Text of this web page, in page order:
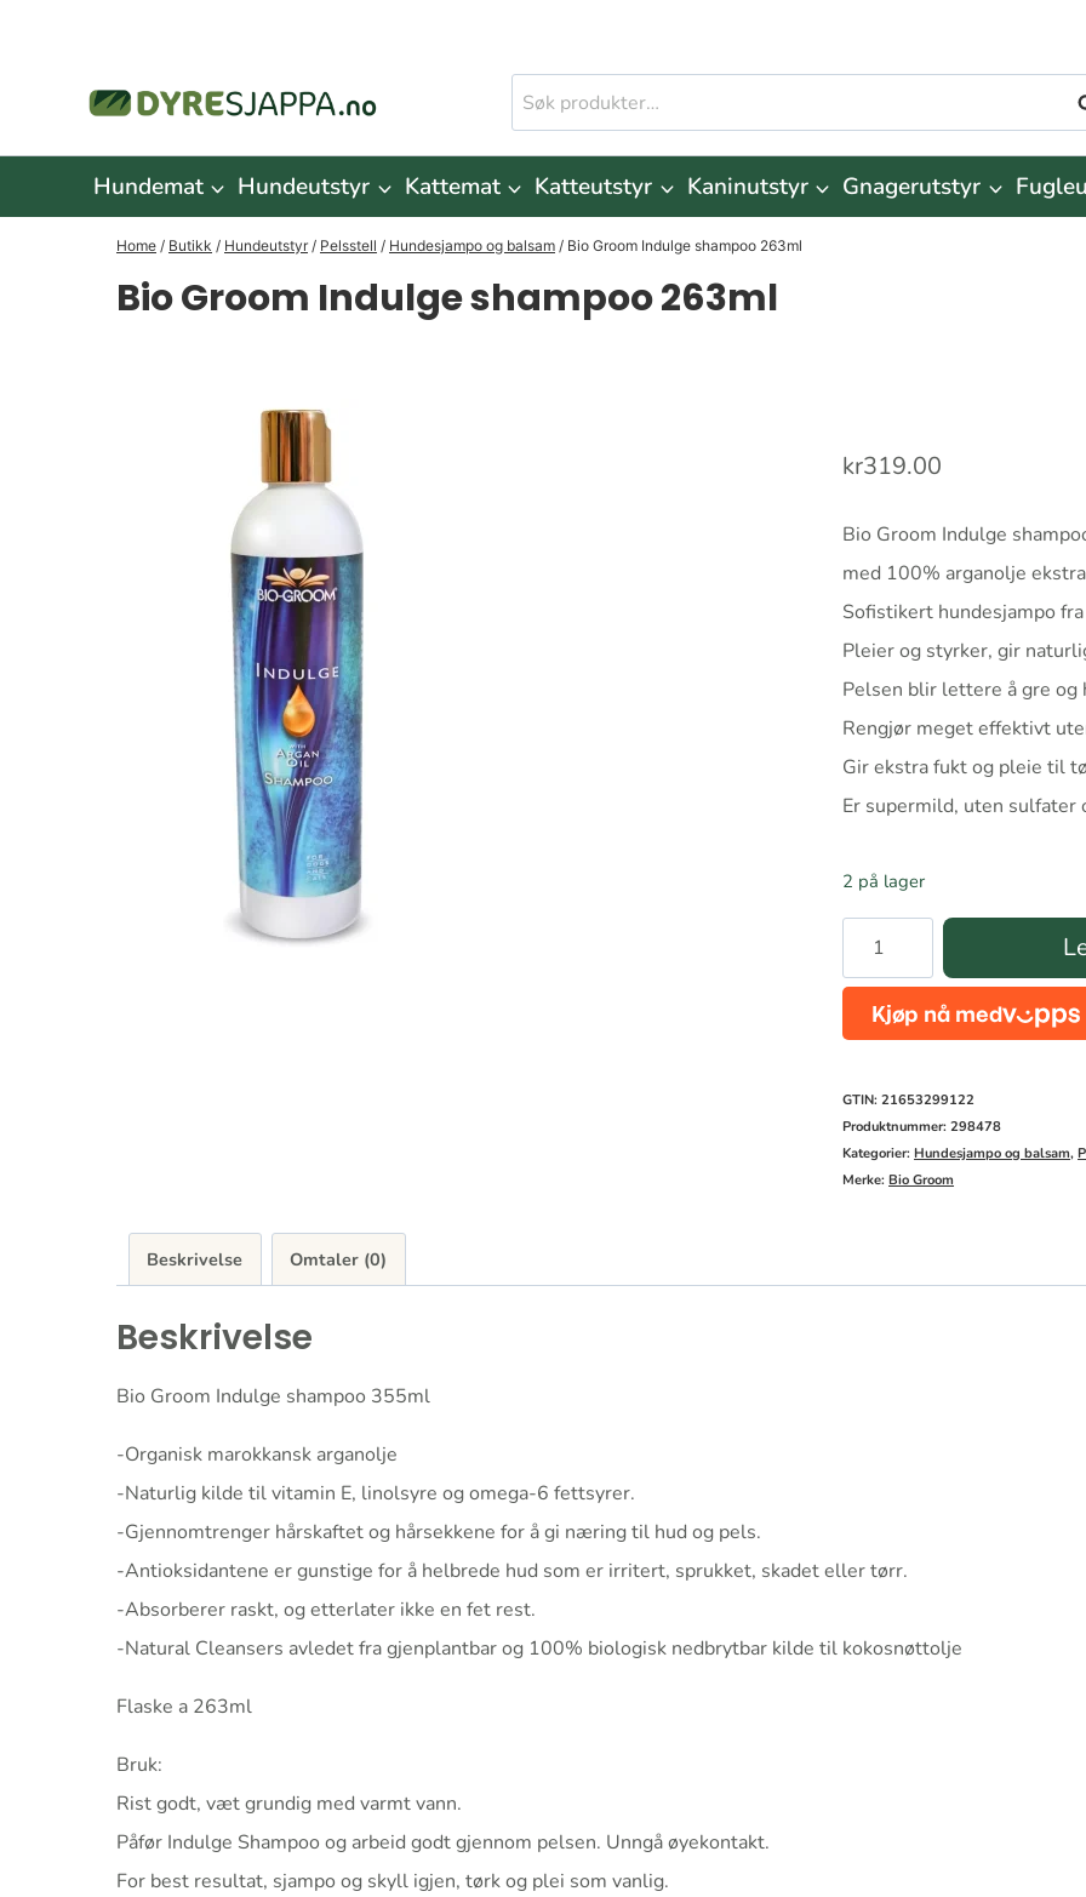
Søk
etter:
Hundemat Hundeutstyr Kattemat Katteutstyr Kaninutstyr Gnagerutstyr
Home / Butikk / Hundeutstyr / Pelsstell / Hundesjampo og balsam / Bio Groom Indulge shampoo 263ml
Bio Groom Indulge shampoo 263ml
kr319.00
Bio Groom Indulge
med 100% arganolje
Sofistikert hundesjampo
Pleier og styrker, gir
Pelsen blir lettere å gre
Rengjør meget effektivt
Gir ekstra fukt og pleie til
Er supermild, uten sulfater
2 på lager
Groom
Indulge
263ml
antall
GTIN: 21653299122
Produktnummer:298478
Kategorier:Hundesjampo og balsam,
Merke:Bio Groom
Beskrivelse Omtaler (0)
Beskrivelse
Bio Groom Indulge shampoo 355ml
-Organisk marokkansk arganolje
-Naturlig kilde til vitamin E, linolsyre og omega-6 fettsyrer.
-Gjennomtrenger hårskaftet og hårsekkene for å gi næring til hud og pels.
-Antioksidantene er gunstige for å helbrede hud som er irritert, sprukket, skadet eller tørr.
-Absorberer raskt, og etterlater ikke en fet rest.
-Natural Cleansers avledet fra gjenplantbar og 100% biologisk nedbrytbar kilde til kokosnøttolje
Flaske a 263ml
Bruk:
Rist godt, væt grundig med varmt vann.
Påfør Indulge Shampoo og arbeid godt gjennom pelsen. Unngå øyekontakt.
For best resultat, sjampo og skyll igjen, tørk og plei som vanlig.